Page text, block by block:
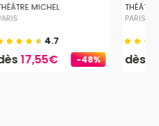
-48%
MICHEL
4.7
17,55€
THÉÂTRE
PARIS
dès